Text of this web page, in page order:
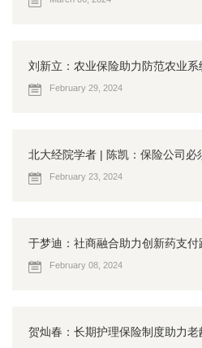
刘新立：农业保险助力防范农业系
February 29, 2024
北大经院学者 | 陈凯：保险公司必
February 23, 2024
于梦迪：社商融合助力创新药支付
February 08, 2024
贺灿春：长期护理保险制度助力老